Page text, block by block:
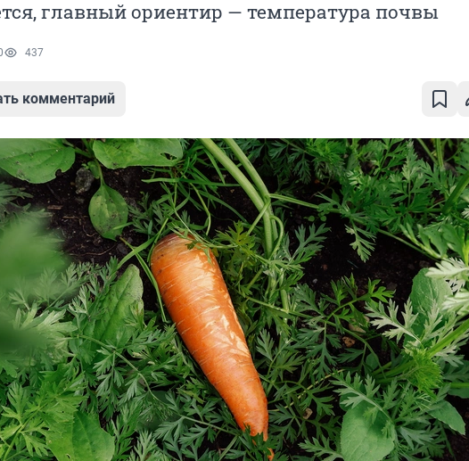
главный ориентир — температура почвы
437
комментарий